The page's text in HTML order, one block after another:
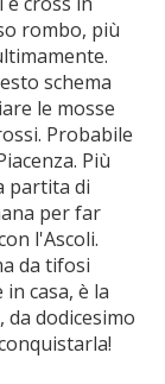
rombo, più
schema
le mosse
Probabile
Più
partita di
per far
l'Ascoli.
da tifosi
casa, è la
da dodicesimo